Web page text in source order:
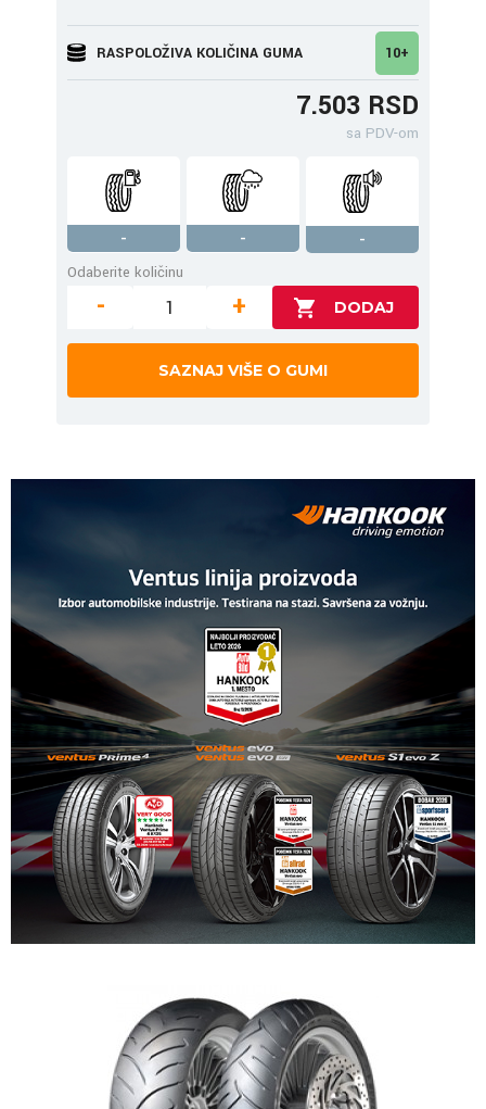
RASPOLOŽIVA KOLIČINA GUMA 10+
7.503 RSD
sa PDV-om
- -
-
Odaberite količinu
- +
SAZNAJ VIŠE O GUMI